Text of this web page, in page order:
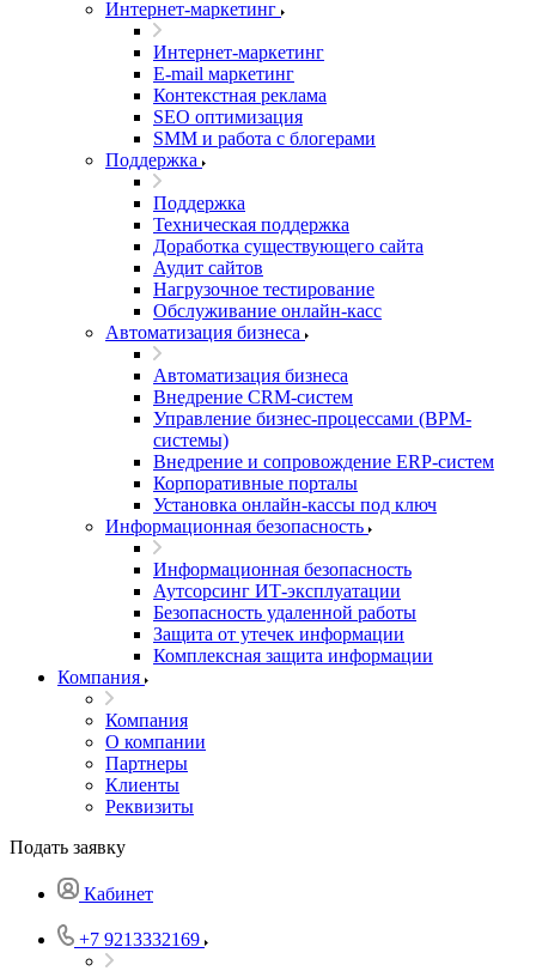
Интернет-маркетинг
Интернет-маркетинг
E-mail маркетинг
Контекстная реклама
SEO оптимизация
SMM и работа с блогерами
Поддержка
Поддержка
Техническая поддержка
Доработка существующего сайта
Аудит сайтов
Нагрузочное тестирование
Обслуживание онлайн-касс
Автоматизация бизнеса
Автоматизация бизнеса
Внедрение CRM-систем
Управление бизнес-процессами (BPM-
системы)
Внедрение и сопровождение ERP-систем
Корпоративные порталы
Установка онлайн-кассы под ключ
Информационная безопасность
Информационная безопасность
Аутсорсинг ИТ-эксплуатации
Безопасность удаленной работы
Защита от утечек информации
Комплексная защита информации
Компания
Компания
О компании
Партнеры
Клиенты
Реквизиты
Подать заявку
Кабинет
+7 9213332169